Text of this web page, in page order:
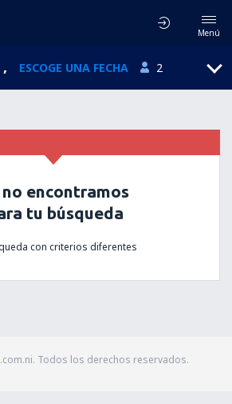
Menú
, ESCOGE UNA FECHA 2
encontramos
tu búsqueda
con criterios diferentes
Todos los derechos reservados.